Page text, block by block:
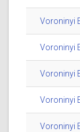
Voroninyi
Voroninyi
Voroninyi
Voroninyi
Voroninyi